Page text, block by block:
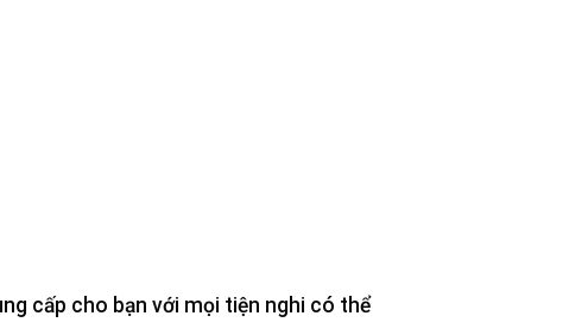
cấp cho bạn với mọi tiện nghi có thể